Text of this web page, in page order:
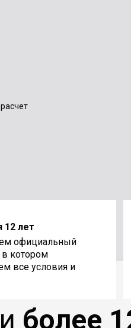
12 лет
официальный
в котором
все условия и
более